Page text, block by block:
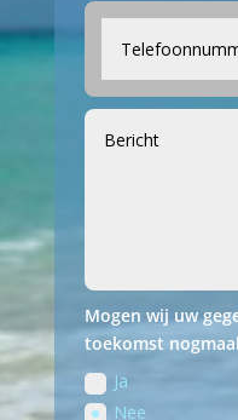
Mogen wij uw
toekomst
Ja
Nee